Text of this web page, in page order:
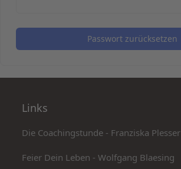
Passwort zurücksetzen
Links
Die Coachingstunde - Franziska Plesser
Feier Dein Leben - Wolfgang Blaesing